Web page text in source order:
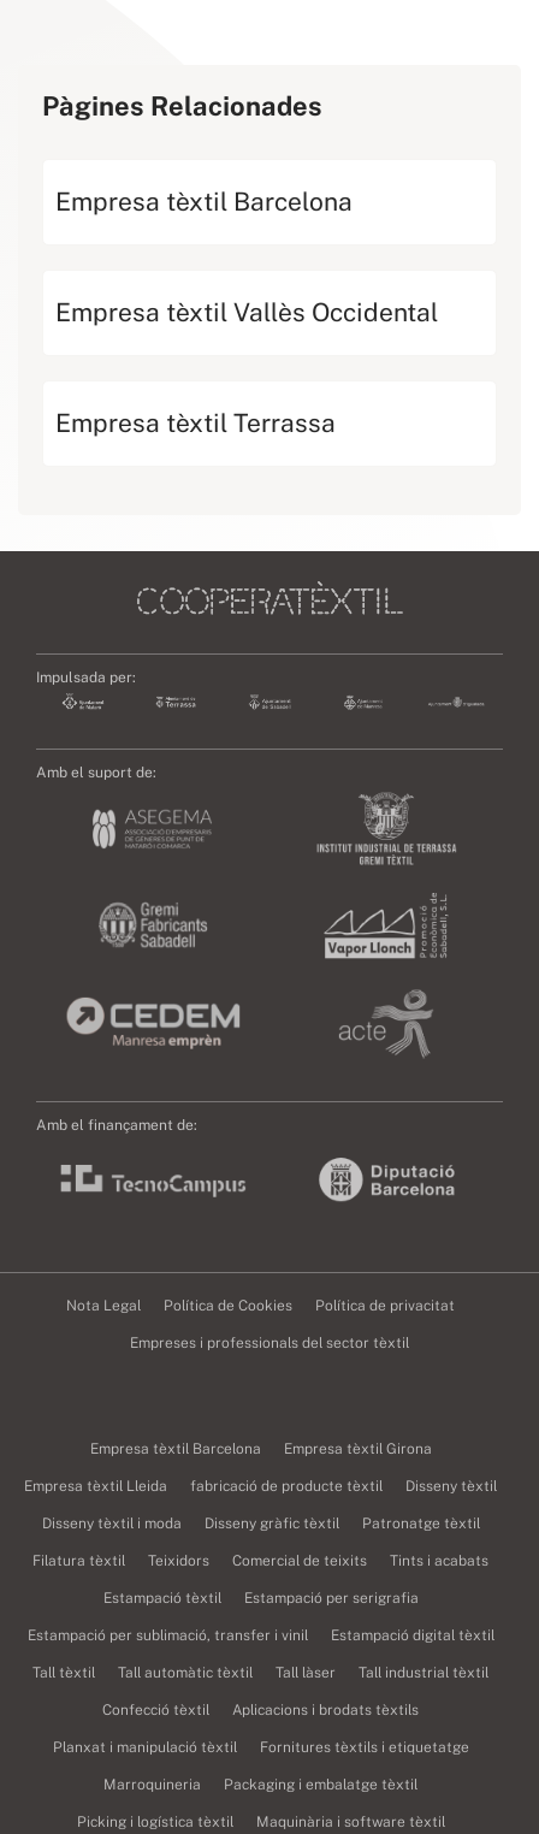
Pàgines Relacionades
Empresa tèxtil Barcelona
Empresa tèxtil Vallès Occidental
Empresa tèxtil Terrassa
Impulsada per:
Amb el suport de:
Amb el finançament de:
Nota Legal Política de Cookies Política de privacitat
Empreses i professionals del sector tèxtil
Empresa tèxtil Barcelona Empresa tèxtil Girona
Empresa tèxtil Lleida fabricació de producte tèxtil Disseny tèxtil
Disseny tèxtil i moda Disseny gràfic tèxtil Patronatge tèxtil
Filatura tèxtil Teixidors Comercial de teixits Tints i acabats
Estampació tèxtil Estampació per serigrafia
Estampació per sublimació, transfer i vinil Estampació digital tèxtil
Tall tèxtil Tall automàtic tèxtil Tall làser Tall industrial tèxtil
Confecció tèxtil Aplicacions i brodats tèxtils
Planxat i manipulació tèxtil Fornitures tèxtils i etiquetatge
Marroquineria Packaging i embalatge tèxtil
Picking i logística tèxtil Maquinària i software tèxtil